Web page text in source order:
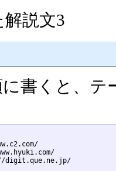
説文3
書くと、
,WalWiki,Makio Tsukamoto,http://digit.que.ne.jp/